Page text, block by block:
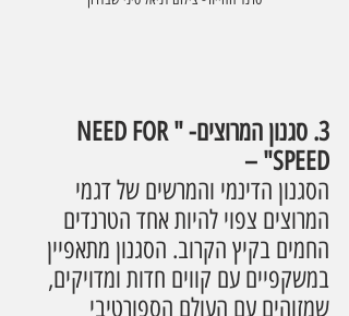
3. סגנון המרוצים- "NEED FOR
SPEED" –
הסגנון הדינמי והמרשים של דגמי
המרוצים צפוי להיות אחד הטרנדים
החמים בקיץ הקרוב. הסגנון מתאפיין
במשקפיים עם קווים חדות ומדויקים,
שמזוהים עם העולם הספורטיבי